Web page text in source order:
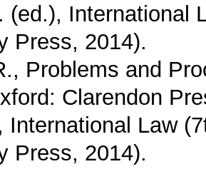
(ed.), International
Press, 2014).
Problems and
Clarendon
International Law
Press, 2014).